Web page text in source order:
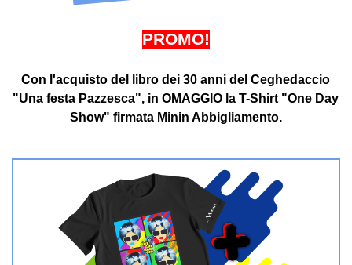
PROMO!
Con l'acquisto del libro dei 30 anni del Ceghedaccio
"Una festa Pazzesca", in OMAGGIO la T-Shirt "One Day
Show" firmata Minin Abbigliamento.